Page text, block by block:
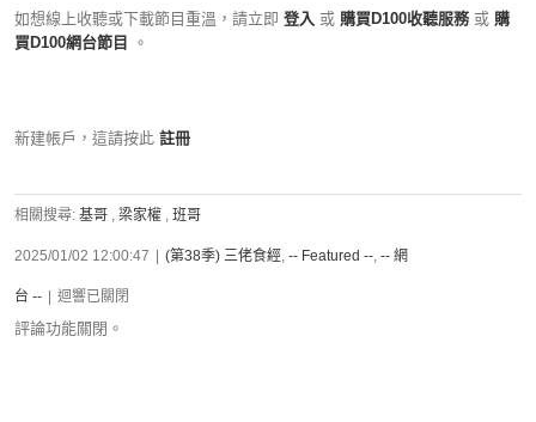
如想線上收聽或下載節目重溫，請立即 登入 或 購買D100收聽服務 或 購
買D100網台節目
。
新建帳戶，這請按此 註冊
相關搜尋: 基哥 , 梁家權 , 班哥
2025/01/02 12:00:47 (第38季) 三佬食經, -- Featured --, -- 網
台 -- 迴響已關閉
評論功能關閉。